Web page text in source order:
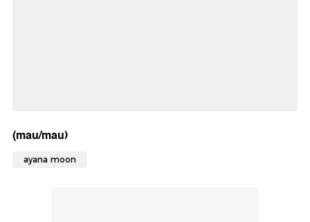
(mau/mau)
ayana moon